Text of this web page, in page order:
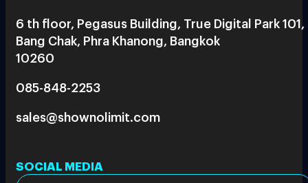
6 th floor, Pegasus Building, True Digital Park 101,
Bang Chak, Phra Khanong, Bangkok
10260
085-848-2253
sales@shownolimit.com
SOCIAL MEDIA